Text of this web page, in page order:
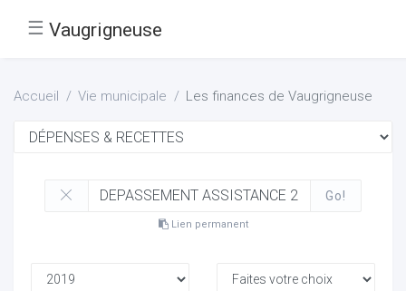
☰ Vaugrigneuse
Accueil Vie municipale Les finances de Vaugrigneuse
Go!
Lien permanent